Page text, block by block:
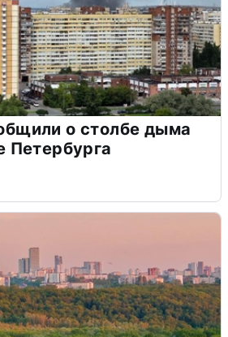
о столбе дыма
Петербурга